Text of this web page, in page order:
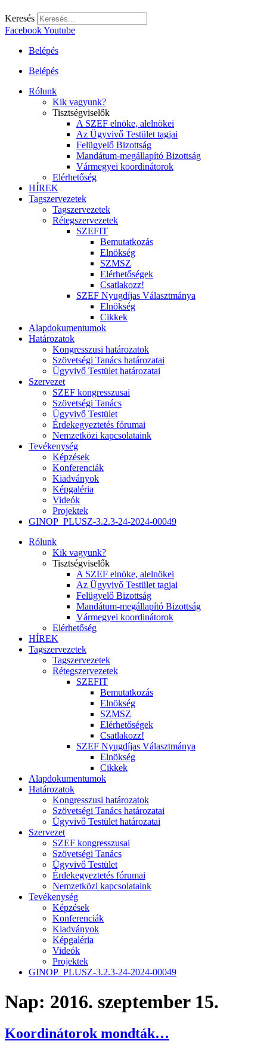
Keresés
FacebookYoutube
Belépés
Belépés
Rólunk
Kik vagyunk?
Tisztségviselők
A SZEF elnöke, alelnökei
Az Ügyvivő Testület tagjai
Felügyelő Bizottság
Mandátum-megállapító Bizottság
Vármegyei koordinátorok
Elérhetőség
HÍREK
Tagszervezetek
Tagszervezetek
Rétegszervezetek
SZEFIT
Bemutatkozás
Elnökség
SZMSZ
Elérhetőségek
Csatlakozz!
SZEF Nyugdíjas Választmánya
Elnökség
Cikkek
Alapdokumentumok
Határozatok
Kongresszusi határozatok
Szövetségi Tanács határozatai
Ügyvivő Testület határozatai
Szervezet
SZEF kongresszusai
Szövetségi Tanács
Ügyvivő Testület
Érdekegyeztetés fórumai
Nemzetközi kapcsolataink
Tevékenység
Képzések
Konferenciák
Kiadványok
Képgaléria
Videók
Projektek
GINOP_PLUSZ-3.2.3-24-2024-00049
Rólunk
Kik vagyunk?
Tisztségviselők
A SZEF elnöke, alelnökei
Az Ügyvivő Testület tagjai
Felügyelő Bizottság
Mandátum-megállapító Bizottság
Vármegyei koordinátorok
Elérhetőség
HÍREK
Tagszervezetek
Tagszervezetek
Rétegszervezetek
SZEFIT
Bemutatkozás
Elnökség
SZMSZ
Elérhetőségek
Csatlakozz!
SZEF Nyugdíjas Választmánya
Elnökség
Cikkek
Alapdokumentumok
Határozatok
Kongresszusi határozatok
Szövetségi Tanács határozatai
Ügyvivő Testület határozatai
Szervezet
SZEF kongresszusai
Szövetségi Tanács
Ügyvivő Testület
Érdekegyeztetés fórumai
Nemzetközi kapcsolataink
Tevékenység
Képzések
Konferenciák
Kiadványok
Képgaléria
Videók
Projektek
GINOP_PLUSZ-3.2.3-24-2024-00049
Nap: 2016. szeptember 15.
Koordinátorok mondták…